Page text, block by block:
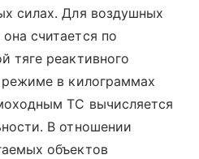
силах. Для воздушных
считается по
тяге реактивного
режиме в килограммах
ТС вычисляется
В отношении
объектов